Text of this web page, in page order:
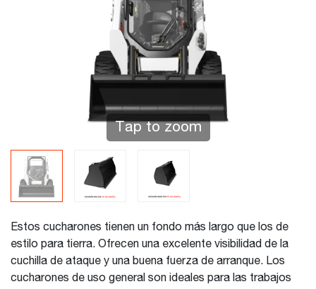
Tap to zoom
Estos cucharones tienen un fondo más largo que los de
estilo para tierra. Ofrecen una excelente visibilidad de la
cuchilla de ataque y una buena fuerza de arranque. Los
cucharones de uso general son ideales para las trabajos